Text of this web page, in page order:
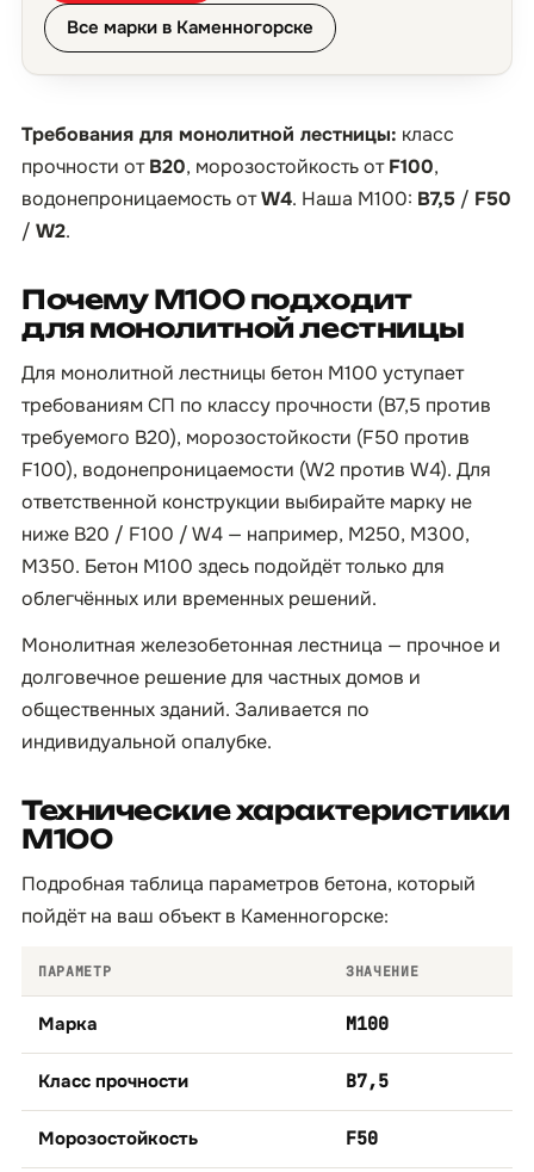
Все марки в Каменногорске
Требования для монолитной лестницы: класс
прочности отB20, морозостойкость отF100,
водонепроницаемость отW4. Наша М100: B7,5 / F50
/ W2.
Почему М100 подходит
для монолитной лестницы
Для монолитной лестницы бетон М100 уступает
требованиям СП по классу прочности (B7,5 против
требуемого B20), морозостойкости (F50 против
F100), водонепроницаемости (W2 против W4). Для
ответственной конструкции выбирайте марку не
ниже B20 / F100 / W4 — например, М250, М300,
М350. Бетон М100 здесь подойдёт только для
облегчённых или временных решений.
Монолитная железобетонная лестница — прочное и
долговечное решение для частных домов и
общественных зданий. Заливается по
индивидуальной опалубке.
Технические характеристики
М100
Подробная таблица параметров бетона, который
пойдёт на ваш объект в Каменногорске:
ПАРАМЕТР ЗНАЧЕНИЕ
Марка М100
Класс прочности B7,5
Морозостойкость F50